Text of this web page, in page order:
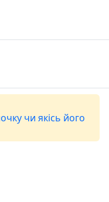
чи якісь його